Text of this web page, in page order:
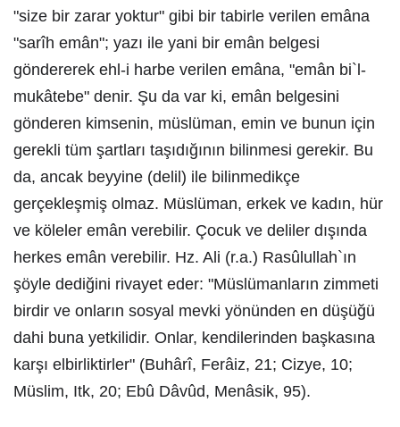
"size bir zarar yoktur" gibi bir tabirle verilen emâna
"sarîh emân"; yazı ile yani bir emân belgesi
göndererek ehl-i harbe verilen emâna, "emân bi`l-
mukâtebe" denir. Şu da var ki, emân belgesini
gönderen kimsenin, müslüman, emin ve bunun için
gerekli tüm şartları taşıdığının bilinmesi gerekir. Bu
da, ancak beyyine (delil) ile bilinmedikçe
gerçekleşmiş olmaz. Müslüman, erkek ve kadın, hür
ve köleler emân verebilir. Çocuk ve deliler dışında
herkes emân verebilir. Hz. Ali (r.a.) Rasûlullah`ın
şöyle dediğini rivayet eder: "Müslümanların zimmeti
birdir ve onların sosyal mevki yönünden en düşüğü
dahi buna yetkilidir. Onlar, kendilerinden başkasına
karşı elbirliktirler" (Buhârî, Ferâiz, 21; Cizye, 10;
Müslim, Itk, 20; Ebû Dâvûd, Menâsik, 95).